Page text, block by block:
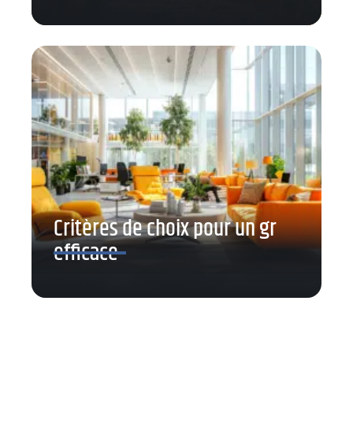
Critères de choix pour un gr
efficace